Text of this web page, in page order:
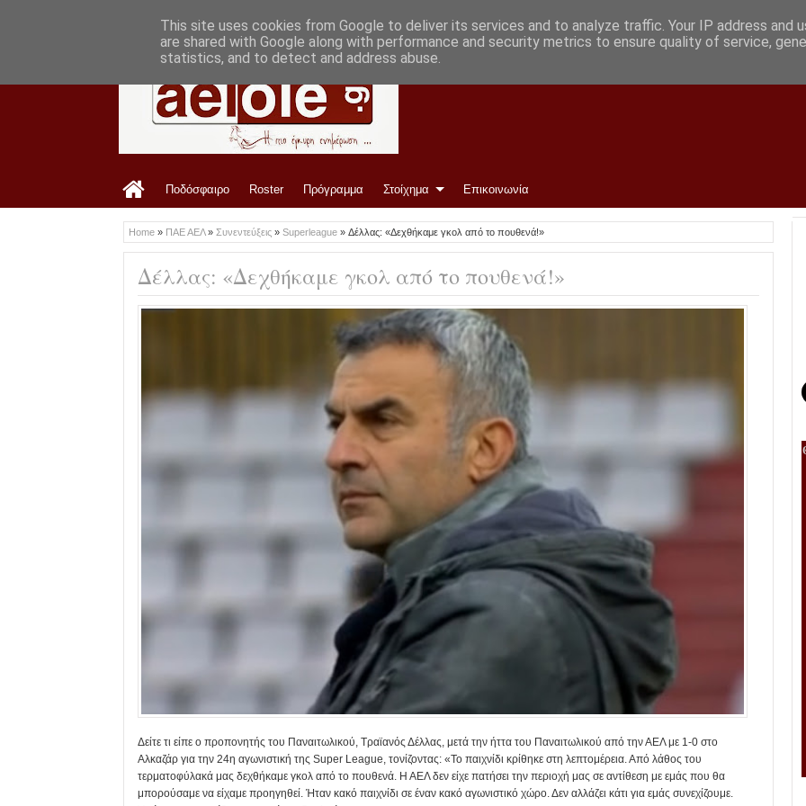
Ποδόσφαιρο Roster Πρόγραμμα Στοίχημα Επικοινωνία
Home » ΠΑΕ ΑΕΛ» Συνεντεύξεις » Superleague » Δέλλας: «Δεχθήκαμε γκολ από το πουθενά!»
Δέλλας: «Δεχθήκαμε γκολ από το πουθενά!»
Δείτε τι είπε ο προπονητής του Παναιτωλικού, Τραϊανός Δέλλας, μετά την ήττα του Παναιτωλικού από την ΑΕΛ με 1-0 στο
Αλκαζάρ για την 24η αγωνιστική της Super League, τονίζοντας: «Το παιχνίδι κρίθηκε στη λεπτομέρεια. Από λάθος του
τερματοφύλακά μας δεχθήκαμε γκολ από το πουθενά. Η ΑΕΛ δεν είχε πατήσει την περιοχή μας σε αντίθεση με εμάς που θα
μπορούσαμε να είχαμε προηγηθεί. Ήταν κακό παιχνίδι σε έναν κακό αγωνιστικό χώρο. Δεν αλλάζει κάτι για εμάς συνεχίζουμε.
This site uses cookies from Google to deliver its services and to analyze traffic. Your IP address and
are shared with Google along with performance and security metrics to ensure quality of service,
statistics, and to detect and address abuse.